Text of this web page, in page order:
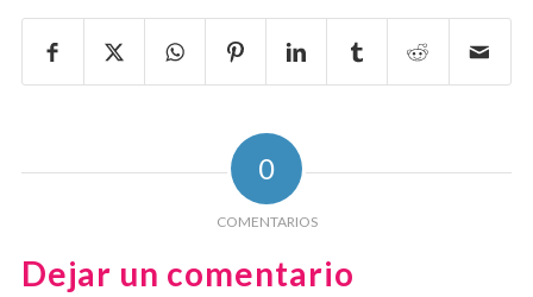
0
COMENTARIOS
Dejar un comentario